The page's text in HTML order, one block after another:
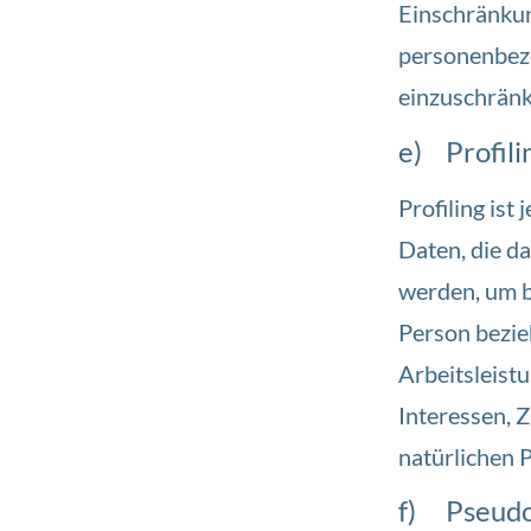
e)
Profiling ist
Daten, die
werden, um
Person
Interessen,
natürlichen
f)